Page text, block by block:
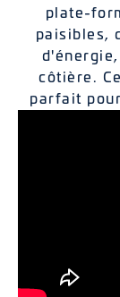
plate-
paisibles,
côtière.
parfait